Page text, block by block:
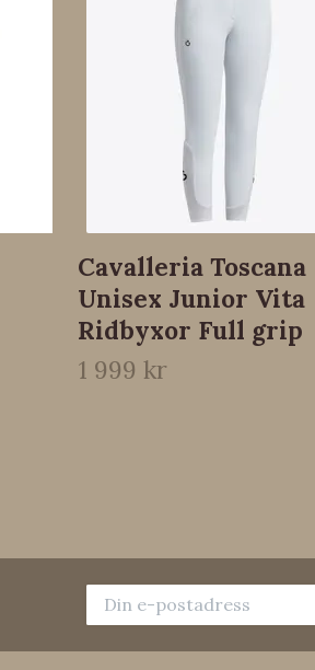
Cavalleria Toscana
Unisex Junior Vita
Ridbyxor Full grip
1 999 kr